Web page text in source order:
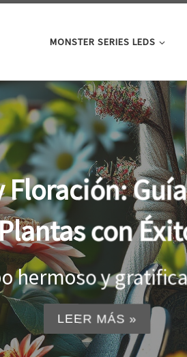
MONSTER SERIES LEDS
clave para
tus plantas
es importante
...
LEER MÁS »